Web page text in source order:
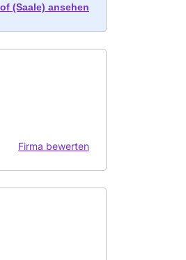
(Saale) ansehen
Firma bewerten